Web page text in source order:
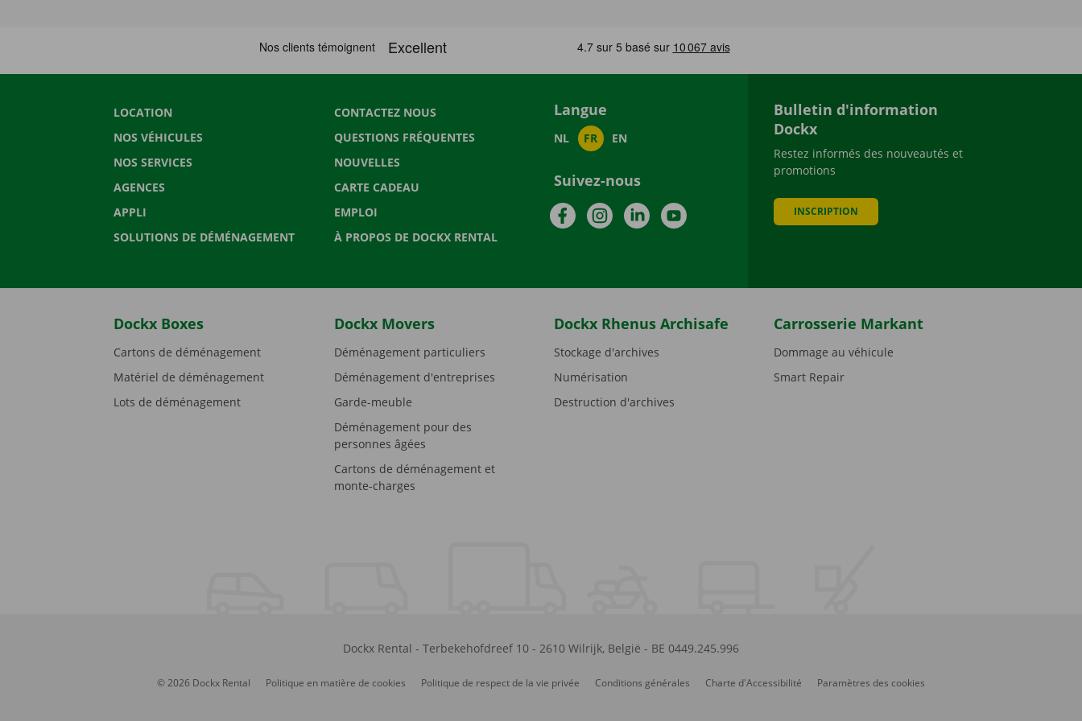
LOCATION
NOS VÉHICULES
NOS SERVICES
AGENCES
APPLI
SOLUTIONS DE DÉMÉNAGEMENT
CONTACTEZ NOUS
QUESTIONS FRÉQUENTES
NOUVELLES
CARTE CADEAU
EMPLOI
À PROPOS DE DOCKX RENTAL
Langue
NL FR EN
Suivez-nous
FacebookInstagramLinkedInYouTube
Bulletin d'information
Dockx
Restez informés des nouveautés et
promotions
INSCRIPTION
Dockx Boxes
Cartons de déménagement
Matériel de déménagement
Lots de déménagement
Dockx Movers
Déménagement particuliers
Déménagement d'entreprises
Garde-meuble
Déménagement pour des
personnes âgées
Cartons de déménagement et
monte-charges
Dockx Rhenus Archisafe
Stockage d'archives
Numérisation
Destruction d'archives
Carrosserie Markant
Dommage au véhicule
Smart Repair
Dockx Rental - Terbekehofdreef 10- 2610 Wilrijk, België - BE 0449.245.996
© 2026 Dockx Rental Politique en matière de cookies Politique de respect de la vie privée Conditions générales Charte d'Accessibilité Paramètres des cookies